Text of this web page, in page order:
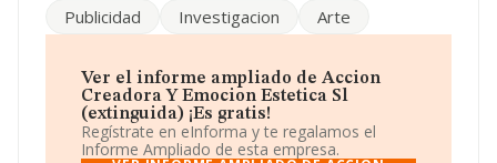
actividad de referencia CNAE corresponde a '%cnae%',
cuyo Código es 9020. La empresa no tiene actividad en
La plantilla se ha reducido un 33% y atendiendo a los
datos disponibles en INFORMA, el número de
empleados de la compañía ha estado por debajo de la
media de sector.
Publicidad Investigacion Arte
Ver el informe ampliado de Accion
Creadora Y Emocion Estetica Sl
(extinguida) ¡Es gratis!
Regístrate en eInforma y te regalamos el
Informe Ampliado de esta empresa.